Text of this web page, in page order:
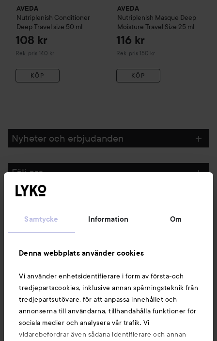
Samtycke Information Om
Denna webbplats använder cookies
Vi använder enhetsidentifierare i form av första-och
tredjepartscookies, inklusive annan spårningsteknik från
tredjepartsutövare, för att anpassa innehållet och
annonserna till användarna, tillhandahålla funktioner för
sociala medier och analysera vår trafik. Vi
vidarebefordrar även sådana identifierare och annan
AVEDA
Nutriplenish Conditioner
Deep Travel size 50 ml
108 kr
Rek. pris 140 kr
Rekommenderat pris 140 kr
KÖP
AVEDA
Nutriplenish Masque Deep
Moisture Travel Size 25 ml
116 kr
Rek. pris 150 kr
Rekommenderat pris 150 kr
KÖP
Nyheter och erbjudanden
Följ oss
Du kanske också gillar